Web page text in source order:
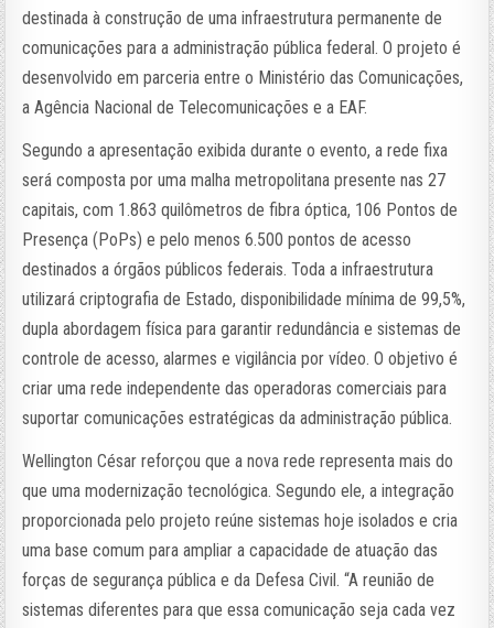
destinada à construção de uma infraestrutura permanente de
comunicações para a administração pública federal. O projeto é
desenvolvido em parceria entre o Ministério das Comunicações,
a Agência Nacional de Telecomunicações e a EAF.
Segundo a apresentação exibida durante o evento, a rede fixa
será composta por uma malha metropolitana presente nas 27
capitais, com 1.863 quilômetros de fibra óptica, 106 Pontos de
Presença (PoPs) e pelo menos 6.500 pontos de acesso
destinados a órgãos públicos federais. Toda a infraestrutura
utilizará criptografia de Estado, disponibilidade mínima de 99,5%,
dupla abordagem física para garantir redundância e sistemas de
controle de acesso, alarmes e vigilância por vídeo. O objetivo é
criar uma rede independente das operadoras comerciais para
suportar comunicações estratégicas da administração pública.
Wellington César reforçou que a nova rede representa mais do
que uma modernização tecnológica. Segundo ele, a integração
proporcionada pelo projeto reúne sistemas hoje isolados e cria
uma base comum para ampliar a capacidade de atuação das
forças de segurança pública e da Defesa Civil. “A reunião de
sistemas diferentes para que essa comunicação seja cada vez